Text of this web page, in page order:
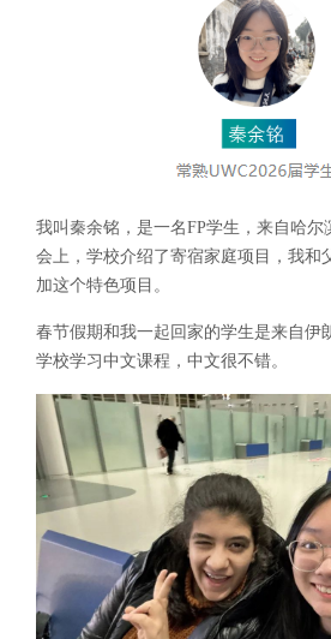
我叫秦余铭，是一名FP学生，来自哈尔
会上，学校介绍了寄宿家庭项目，我和
加这个特色项目。
春节假期和我一起回家的学生是来自伊
学校学习中文课程，中文很不错。